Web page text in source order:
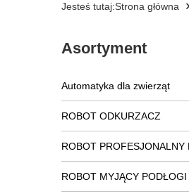
Jesteś tutaj:Strona główna
Asortyment
Automatyka dla zwierząt
ROBOT ODKURZACZ
ROBOT PROFESJONALNY
ROBOT MYJĄCY PODŁOGI